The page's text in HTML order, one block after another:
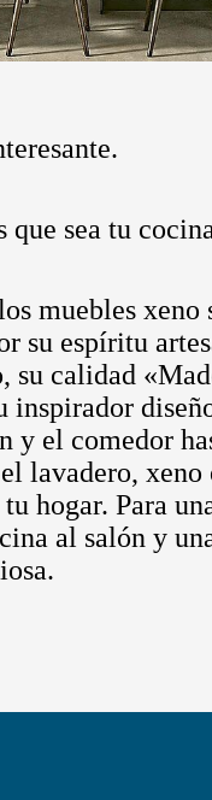
que sea tu
muebles xeno
su espíritu
su calidad
inspirador
y el comedor
lavadero, xeno
hogar. Para
al salón y